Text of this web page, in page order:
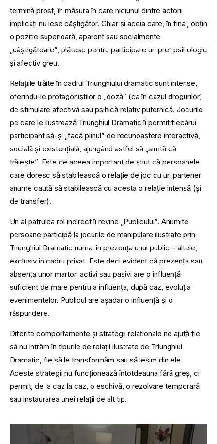
termină prost, în măsura în care niciunul dintre actorii
implicaţi nu iese câştigător. Chiar şi aceia care, în final, obţin
o poziţie superioară, aparent sau socialmente
„câştigătoare”, plătesc pentru participare un preţ psihologic
şi afectiv greu.
Relaţiile trăite în cadrul Triunghiului dramatic sunt intense,
oferindu-le protagoniştilor o „doză” (ca în cazul drogurilor)
de stimulare afectivă sau psihică relativ puternică. Jocurile
pe care le ilustrează Triunghiul Dramatic îi permit fiecărui
participant să-şi „facă plinul” de recunoaştere interactivă,
socială şi existenţială, ajungând astfel să „simtă că
trăieşte”. Este de aceea important de ştiut că persoanele
care doresc să stabilească o relaţie de joc cu un partener
anume caută să stabilească cu acesta o relaţie intensă (şi
de transfer).
Un al patrulea rol indirect îi revine „Publicului”. Anumite
persoane participă la jocurile de manipulare ilustrate prin
Triunghiul Dramatic numai în prezenţa unui public – altele,
exclusiv în cadru privat. Este deci evident că prezenţa sau
absenţa unor martori activi sau pasivi are o influenţă
suficient de mare pentru a influenţa, după caz, evoluţia
evenimentelor. Publicul are aşadar o influenţă şi o
răspundere.
Diferite comportamente şi strategii relaţionale ne ajută fie
să nu intrăm în tipurile de relaţii ilustrate de Triunghiul
Dramatic, fie să le transformăm sau să ieşim din ele.
Aceste strategii nu funcţionează întotdeauna fără greş, ci
permit, de la caz la caz, o eschivă, o rezolvare temporară
sau instaurarea unei relaţii de alt tip.